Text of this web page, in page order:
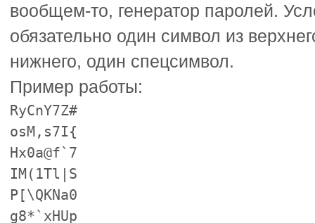
вообщем-то, генератор паролей.
обязательно один символ из
нижнего, один спецсимвол.
Пример работы:
RyCnY7Z#
osM,s7I{
Hx0a@f`7
IM(1Tl|S
P[\QKNa0
g8*`xHUp